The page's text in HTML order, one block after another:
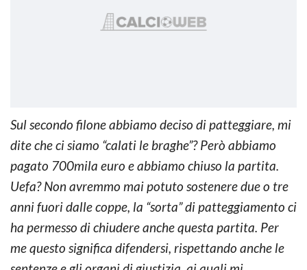
Sul secondo filone abbiamo deciso di patteggiare, mi
dite che ci siamo “calati le braghe”? Però abbiamo
pagato 700mila euro e abbiamo chiuso la partita.
Uefa? Non avremmo mai potuto sostenere due o tre
anni fuori dalle coppe, la “sorta” di patteggiamento ci
ha permesso di chiudere anche questa partita. Per
me questo significa difendersi, rispettando anche le